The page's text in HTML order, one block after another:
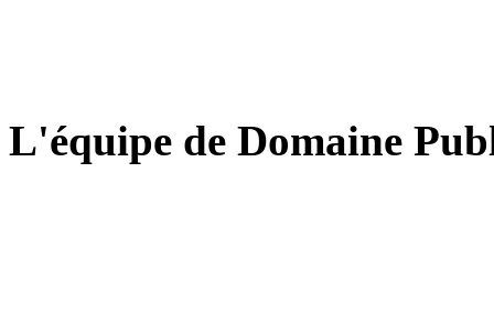
L'équipe de Domaine